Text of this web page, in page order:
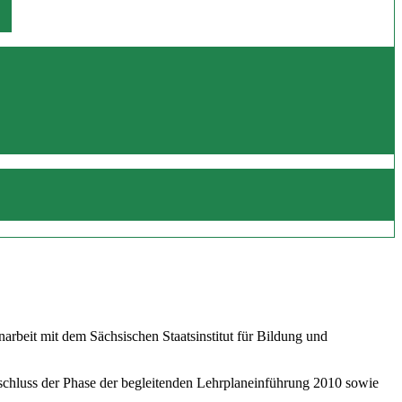
mit dem Sächsischen Staatsinstitut für Bildung und
der Phase der begleitenden Lehrplaneinführung 2010 sowie